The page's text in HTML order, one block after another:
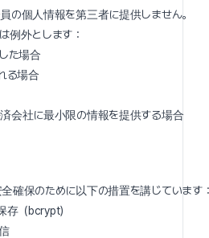
の個人情報を第三者に提供しません。
例外とします：
た場合
る場合
会社に最小限の情報を提供する場合
確保のために以下の措置を講じています
存（bcrypt）